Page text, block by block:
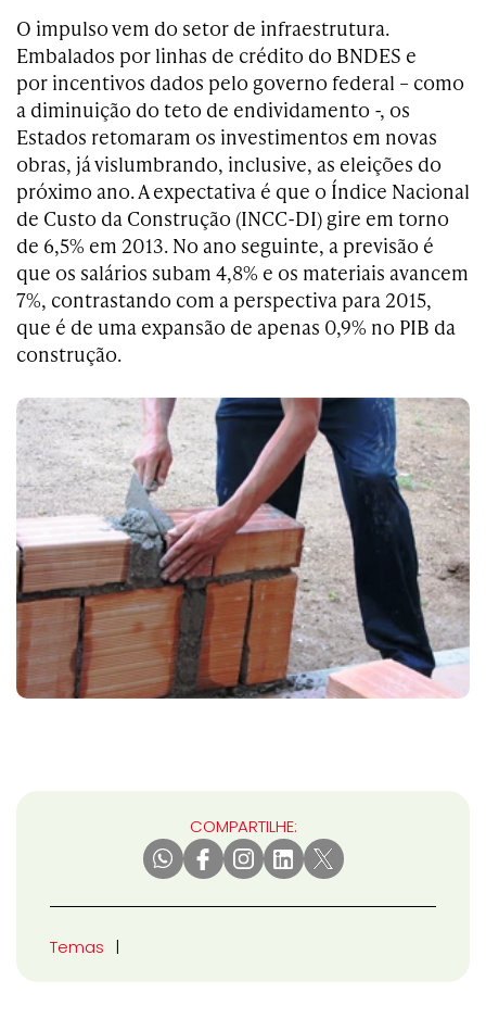
O impulso vem do setor de infraestrutura.
Embalados por linhas de crédito do BNDES e
por incentivos dados pelo governo federal – como
a diminuição do teto de endividamento -, os
Estados retomaram os investimentos em novas
obras, já vislumbrando, inclusive, as eleições do
próximo ano. A expectativa é que o Índice Nacional
de Custo da Construção (INCC-DI) gire em torno
de 6,5% em 2013. No ano seguinte, a previsão é
que os salários subam 4,8% e os materiais avancem
7%, contrastando com a perspectiva para 2015,
que é de uma expansão de apenas 0,9% no PIB da
construção.
COMPARTILHE:
Temas